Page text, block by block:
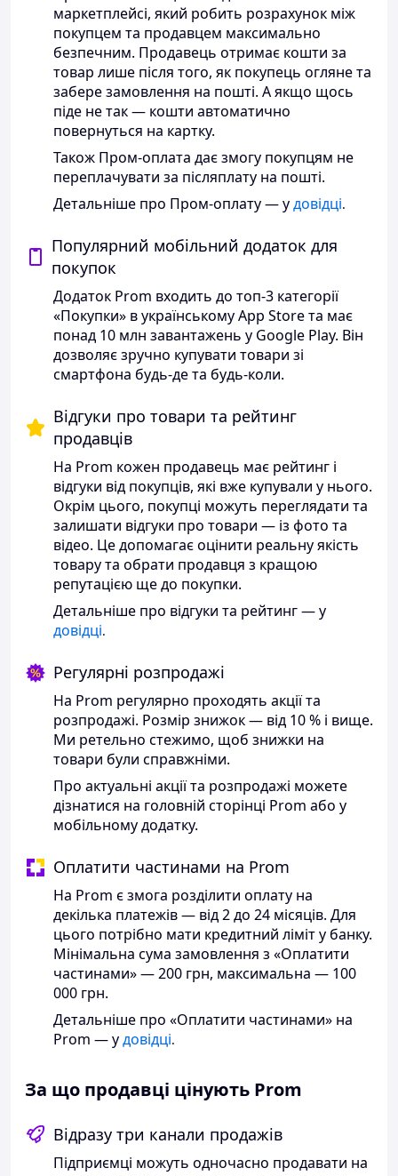
маркетплейсі, який робить розрахунок між
покупцем та продавцем максимально
безпечним. Продавець отримає кошти за
товар лише після того, як покупець огляне та
забере замовлення на пошті. А якщо щось
піде не так — кошти автоматично
повернуться на картку.
Також Пром-оплата дає змогу покупцям не
переплачувати за післяплату на пошті.
Детальніше про Пром-оплату — удовідці.
Популярний мобільний додаток для
покупок
Додаток Prom входить до топ-3 категорії
«Покупки» в українському App Store та має
понад 10 млн завантажень у Google Play. Він
дозволяє зручно купувати товари зі
смартфона будь-де та будь-коли.
Відгуки про товари та рейтинг
продавців
На Prom кожен продавець має рейтинг і
відгуки від покупців, які вже купували у нього.
Окрім цього, покупці можуть переглядати та
залишати відгуки про товари — із фото та
відео. Це допомагає оцінити реальну якість
товару та обрати продавця з кращою
репутацією ще до покупки.
Детальніше про відгуки та рейтинг — у
довідці.
Регулярні розпродажі
На Prom регулярно проходять акції та
розпродажі. Розмір знижок — від 10 % і вище.
Ми ретельно стежимо, щоб знижки на
товари були справжніми.
Про актуальні акції та розпродажі можете
дізнатися на головній сторінці Prom або у
мобільному додатку.
Оплатити частинами на Prom
На Prom є змога розділити оплату на
декілька платежів — від 2 до 24 місяців. Для
цього потрібно мати кредитний ліміт у банку.
Мінімальна сума замовлення з «Оплатити
частинами» — 200 грн, максимальна — 100
000 грн.
Детальніше про «Оплатити частинами» на
Prom — удовідці.
За що продавці цінують Prom
Відразу три канали продажів
Підприємці можуть одночасно продавати на